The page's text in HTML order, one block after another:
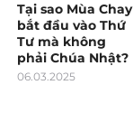
Tại sao Mùa Chay
bắt đầu vào Thứ
Tư mà không
phải Chúa Nhật?
06.03.2025